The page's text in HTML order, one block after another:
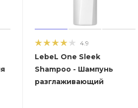
4.9
LebeL One Sleek
Shampoo - Шампунь
разглаживающий